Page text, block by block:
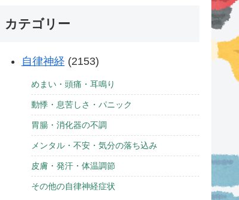
カテゴリー
自律神経 (2153)
めまい・頭痛・耳鳴り
動悸・息苦しさ・パニック
胃腸・消化器の不調
メンタル・不安・気分の落ち込み
皮膚・発汗・体温調節
その他の自律神経症状